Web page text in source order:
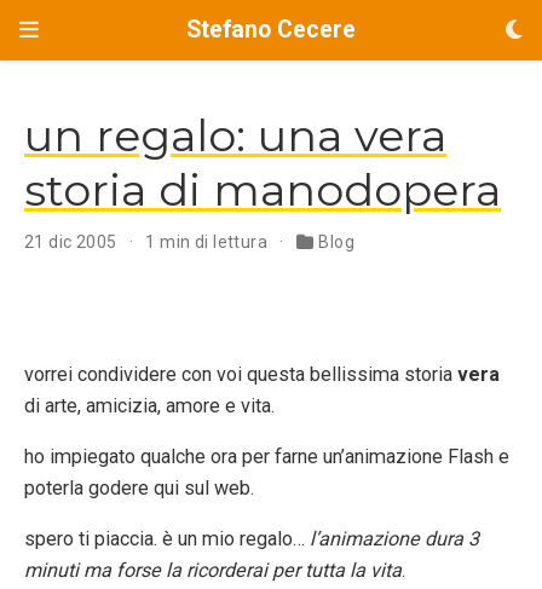
Stefano Cecere
un regalo: una vera
storia di manodopera
21 dic 2005 1 min di lettura Blog
vorrei condividere con voi questa bellissima storia vera
di arte, amicizia, amore e vita.
ho impiegato qualche ora per farne un’animazione Flash e
poterla godere qui sul web.
spero ti piaccia. è un mio regalo… l’animazione dura 3
minuti ma forse la ricorderai per tutta la vita.